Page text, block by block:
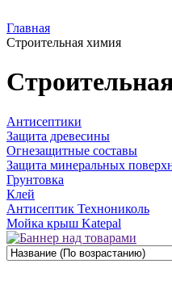
Главная
Строительная химия
Антисептики
Защита древесины
Огнезащитные составы
Защита минеральных
Грунтовка
Клей
Антисептик Технониколь
Мойка крыш Katepal